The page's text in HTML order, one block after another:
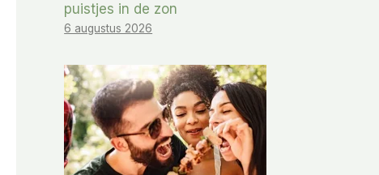
puistjes in de zon
6 augustus 2026